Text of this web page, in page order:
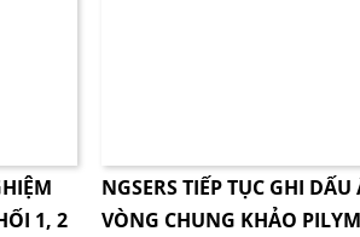
1, 2
NGSERS TIẾP TỤC GHI DẤU
VÒNG CHUNG KHẢO